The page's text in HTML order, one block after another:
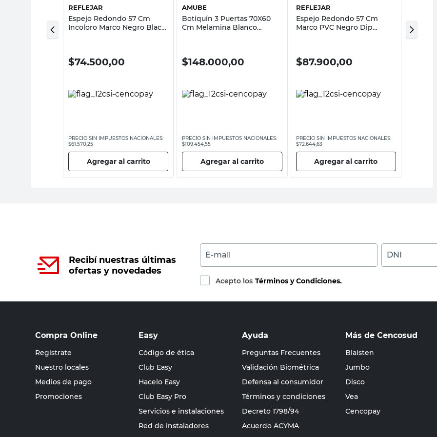
REFLEJAR
Espejo Redondo 57 Cm
Incoloro Marco Negro Black
$74.500,00
PRECIO SIN IMPUESTOS NACIONALES:
$61.570,25
Agregar al carrito
AMUBE
Botiquín 3 Puertas 70X60
Cm Melamina Blanco
$148.000,00
PRECIO SIN IMPUESTOS NACIONALES:
$109.454,55
Agregar al carrito
REFLEJAR
Espejo Redondo 57 Cm
Marco PVC Negro Dip
$87.900,00
PRECIO SIN IMPUESTOS NACIONALES:
$72.644,63
Agregar al carrito
Recibí nuestras últimas
ofertas y novedades
E-mail DNI
Acepto los Términos y Condiciones.
Compra Online
Registrate
Nuestro locales
Medios de pago
Promociones
Easy
Código de ética
Club Easy
Hacelo Easy
Club Easy Pro
Servicios e instalaciones
Red de instaladores
Ayuda
Preguntas Frecuentes
Validación Biométrica
Defensa al consumidor
Términos y condiciones
Decreto 1798/94
Acuerdo ACYMA
Más de Cencosud
Blaisten
Jumbo
Disco
Vea
Cencopay